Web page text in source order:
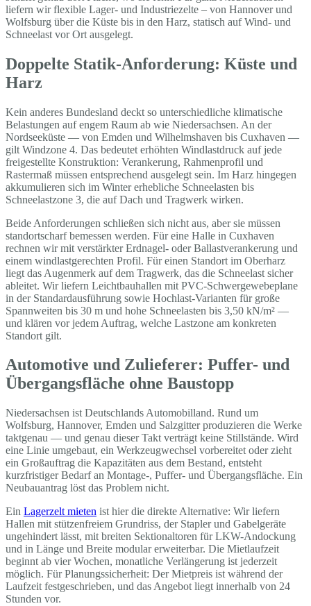
liefern wir flexible Lager- und Industriezelte – von Hannover und
Wolfsburg über die Küste bis in den Harz, statisch auf Wind- und
Schneelast vor Ort ausgelegt.
Doppelte Statik-Anforderung: Küste und
Harz
Kein anderes Bundesland deckt so unterschiedliche klimatische
Belastungen auf engem Raum ab wie Niedersachsen. An der
Nordseeküste — von Emden und Wilhelmshaven bis Cuxhaven —
gilt Windzone 4. Das bedeutet erhöhten Windlastdruck auf jede
freigestellte Konstruktion: Verankerung, Rahmenprofil und
Rastermaß müssen entsprechend ausgelegt sein. Im Harz hingegen
akkumulieren sich im Winter erhebliche Schneelasten bis
Schneelastzone 3, die auf Dach und Tragwerk wirken.
Beide Anforderungen schließen sich nicht aus, aber sie müssen
standortscharf bemessen werden. Für eine Halle in Cuxhaven
rechnen wir mit verstärkter Erdnagel- oder Ballastverankerung und
einem windlastgerechten Profil. Für einen Standort im Oberharz
liegt das Augenmerk auf dem Tragwerk, das die Schneelast sicher
ableitet. Wir liefern Leichtbauhallen mit PVC-Schwergewebeplane
in der Standardausführung sowie Hochlast-Varianten für große
Spannweiten bis 30 m und hohe Schneelasten bis 3,50 kN/m² —
und klären vor jedem Auftrag, welche Lastzone am konkreten
Standort gilt.
Automotive und Zulieferer: Puffer- und
Übergangsfläche ohne Baustopp
Niedersachsen ist Deutschlands Automobilland. Rund um
Wolfsburg, Hannover, Emden und Salzgitter produzieren die Werke
taktgenau — und genau dieser Takt verträgt keine Stillstände. Wird
eine Linie umgebaut, ein Werkzeugwechsel vorbereitet oder zieht
ein Großauftrag die Kapazitäten aus dem Bestand, entsteht
kurzfristiger Bedarf an Montage-, Puffer- und Übergangsfläche. Ein
Neubauantrag löst das Problem nicht.
Ein Lagerzelt mieten ist hier die direkte Alternative: Wir liefern
Hallen mit stützenfreiem Grundriss, der Stapler und Gabelgeräte
ungehindert lässt, mit breiten Sektionaltoren für LKW-Andockung
und in Länge und Breite modular erweiterbar. Die Mietlaufzeit
beginnt ab vier Wochen, monatliche Verlängerung ist jederzeit
möglich. Für Planungssicherheit: Der Mietpreis ist während der
Laufzeit festgeschrieben, und das Angebot liegt innerhalb von 24
Stunden vor.